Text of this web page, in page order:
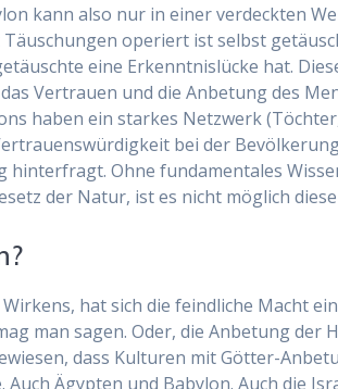
kann also nur in einer verdeckten
operiert ist selbst
eine Erkenntnislücke hat.
Vertrauen und die Anbetung des
haben ein starkes Netzwerk
bei der
hinterfragt. Ohne fundamentales
der Natur, ist es nicht möglich
Wirkens, hat sich die feindliche Macht
man sagen. Oder, die Anbetung der
dass Kulturen mit Götter-
Ägypten und Babylon. Auch die